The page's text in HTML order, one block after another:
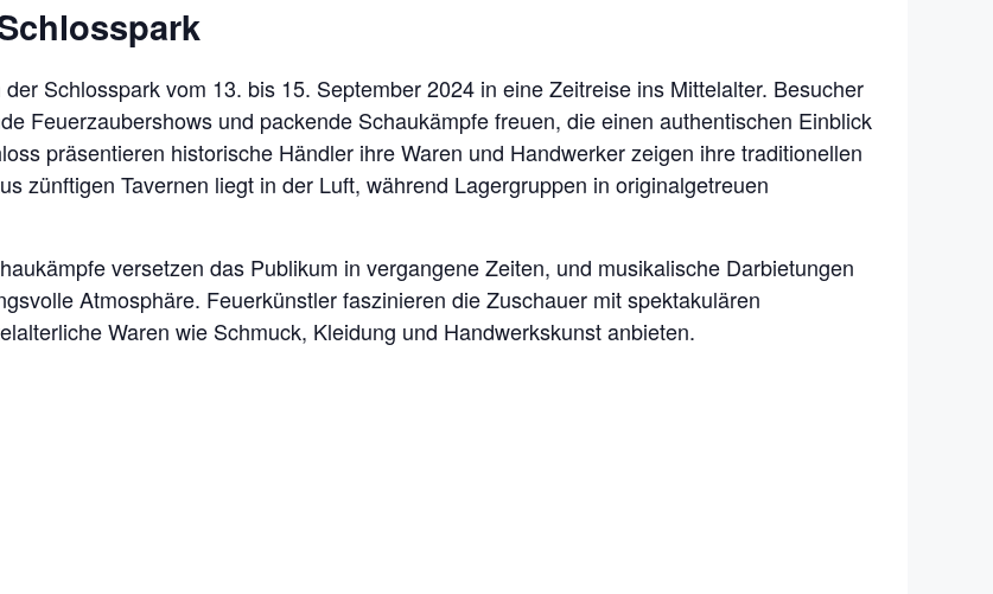
Schlosspark vom 13. bis 15. September 2024 in eine Zeitreise ins Mittelalter. Besucher
Feuerzaubershows und packende Schaukämpfe freuen, die einen authentischen Einblick
präsentieren historische Händler ihre Waren und Handwerker zeigen ihre traditionellen
zünftigen Tavernen liegt in der Luft, während Lagergruppen in originalgetreuen
versetzen das Publikum in vergangene Zeiten, und musikalische Darbietungen
Atmosphäre. Feuerkünstler faszinieren die Zuschauer mit spektakulären
Waren wie Schmuck, Kleidung und Handwerkskunst anbieten.